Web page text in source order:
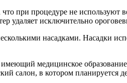
при процедуре не
исключительно
насадками. Насадки
медицинское
салон, в котором планируется